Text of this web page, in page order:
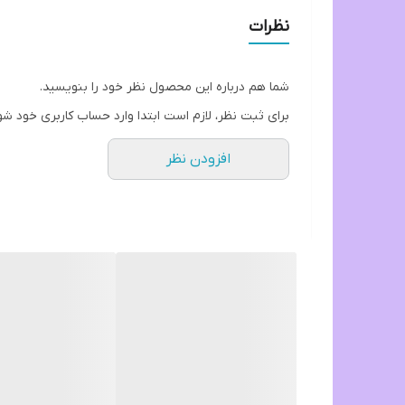
نظرات
شما هم درباره این محصول نظر خود را بنویسید.
برای ثبت نظر، لازم است ابتدا وارد حساب کاربری خود
افزودن نظر